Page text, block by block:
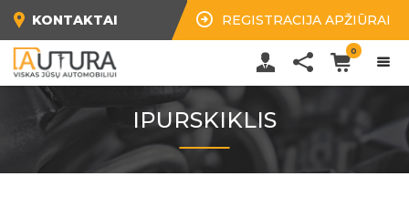
KONTAKTAI REGISTRACIJA APŽIŪRAI
0
IPURSKIKLIS